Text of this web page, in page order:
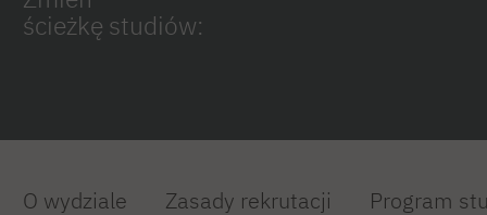
ścieżkę studiów:
O wydziale Zasady rekrutacji Program